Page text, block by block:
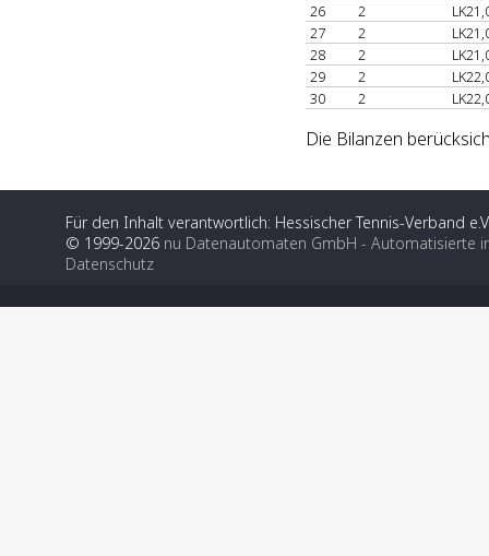
26
2
27
2
28
2
29
2
30
2
Die Bilanzen
Für den Inhalt verantwortlich: Hessischer Tennis-Verband
© 1999-2026 nu Datenautomaten GmbH - Automatisierte
Datenschutz